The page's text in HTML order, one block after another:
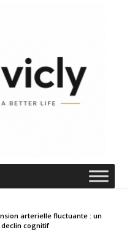
arterielle fluctuante : un
cognitif